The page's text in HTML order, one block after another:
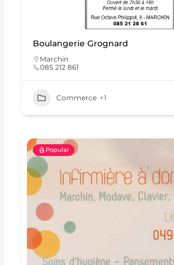
Boulangerie Grognard
Marchin
085 212 861
Commerce +1
Popular